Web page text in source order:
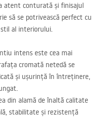
atent conturată și finisajul
să se potrivească perfect cu
stil al interiorului.
intens este cea mai
cromată netedă se
și ușurință în întreținere,
din alamă de înaltă calitate
stabilitate și rezistență